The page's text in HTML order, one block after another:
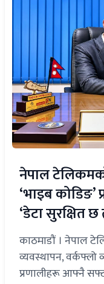
नेपाल
‘भाइब कोडिङ’
‘डेटा सुरक्षित छ
काठमाडौं । नेपाल
व्यवस्थापन,
प्रणालीहरू आफ्नै